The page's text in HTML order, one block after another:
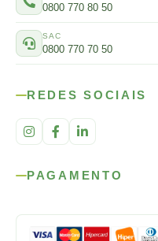
0800 770 80 50
SAC
0800 770 70 50
REDES SOCIAIS
PAGAMENTO